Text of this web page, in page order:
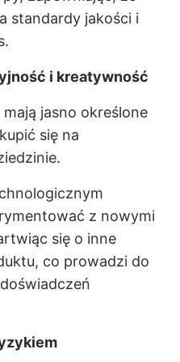
standardy jakości i
i kreatywność
mają jasno określone
się na
z nowymi
się o inne
co prowadzi do